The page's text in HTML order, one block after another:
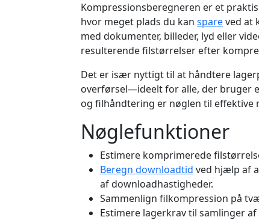
Kompressionsberegneren er et
hvor meget plads du kan spareved at
med dokumenter, billeder, lyd eller
resulterende filstørrelser efter
Det er især nyttigt til at håndtere
overførsel—ideelt for alle, der bruger
og filhåndtering er nøglen til effektive
Nøglefunktioner
Estimere komprimerede
Beregn downloadtid ved hjælp af
af downloadhastigheder.
Sammenlign filkompression på
Estimere lagerkrav til samlinger